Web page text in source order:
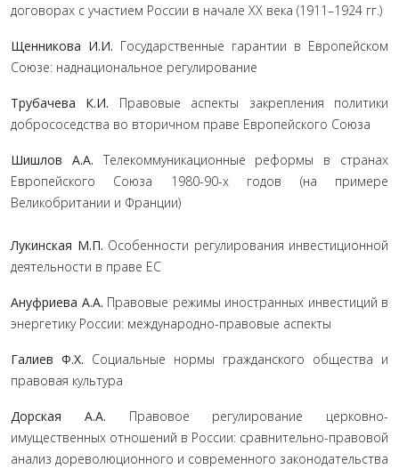
договорах с участием России в начале ХХ века (1911–1924 гг.)
Щенникова И.И. Государственные гарантии в Европейском
Союзе: наднациональное регулирование
Трубачева К.И. Правовые аспекты закрепления политики
добрососедства во вторичном праве Европейского Союза
Шишлов А.А. Телекоммуникационные реформы в странах
Европейского Союза 1980-90-х годов (на примере
Великобритании и Франции)
Лукинская М.П. Особенности регулирования инвестиционной
деятельности в праве ЕС
Ануфриева А.А. Правовые режимы иностранных инвестиций в
энергетику России: международно-правовые аспекты
Галиев Ф.Х. Социальные нормы гражданского общества и
правовая культура
Дорская А.А. Правовое регулирование церковно-
имущественных отношений в России: сравнительно-правовой
анализ дореволюционного и современного законодательства